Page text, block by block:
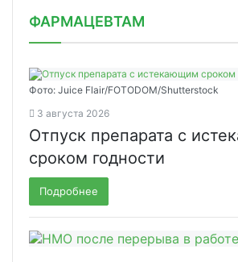
ФАРМАЦЕВТАМ
Фото: Juice Flair/FOTODOM/Shutterstoсk
3 августа 2026
Отпуск препарата с
сроком годности
Подробнее